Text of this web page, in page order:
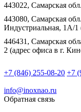
443022, Самарская
443080, Самарская
Индустриальная, 1А/1
446431, Самарская
2 (адрес офиса в г.
+7 (846) 255-08-20 +7
info@inoxnao.ru
Обратная связь